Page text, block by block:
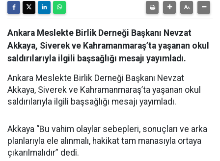
Ankara Meslekte Birlik Derneği Başkanı Nevzat
Akkaya, Siverek ve Kahramanmaraş’ta yaşanan okul
saldırılarıyla ilgili başsağlığı mesajı yayımladı.
Ankara Meslekte Birlik Derneği Başkanı Nevzat
Akkaya, Siverek ve Kahramanmaraş’ta yaşanan okul
saldırılarıyla ilgili başsağlığı mesajı yayımladı.
Akkaya “Bu vahim olaylar sebepleri, sonuçları ve arka
planlarıyla ele alınmalı, hakikat tam manasıyla ortaya
çıkarılmalıdır” dedi.